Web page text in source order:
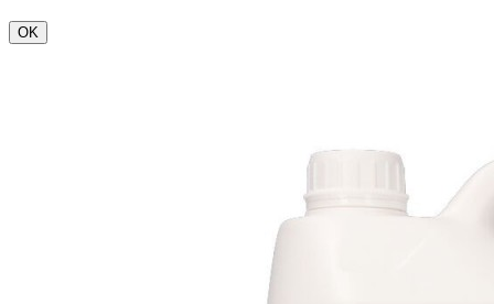
OK